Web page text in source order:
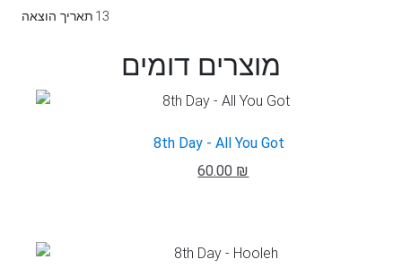
תאריך הוצאה 13
מוצרים דומים
8th Day - All You Got
60.00 ₪